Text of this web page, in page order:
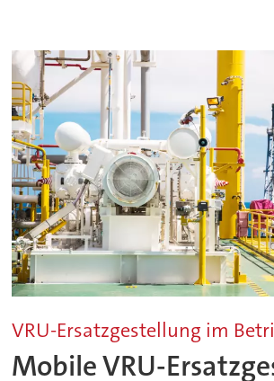
VRU-Ersatzgestellung im
Mobile VRU-